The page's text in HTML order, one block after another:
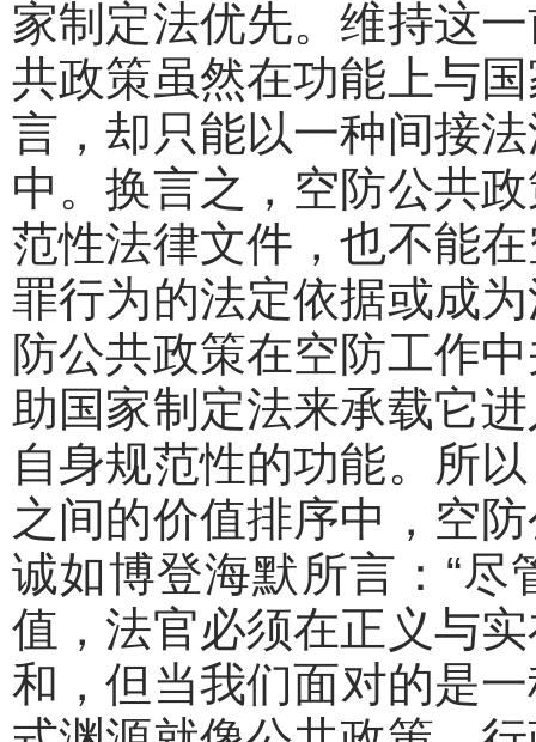
家制定法优先。维持这
共政策虽然在功能上与
言，却只能以一种间接
中。换言之，空防公共
范性法律文件，也不能
罪行为的法定依据或成
防公共政策在空防工作
助国家制定法来承载它
自身规范性的功能。所
之间的价值排序中，空
诚如博登海默所言：“
值，法官必须在正义与
和，但当我们面对的是